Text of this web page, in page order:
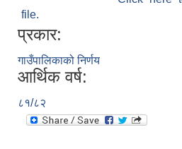
file.
प्रकार:
गाउँपालिकाको निर्णय
आर्थिक वर्ष:
८१/८२